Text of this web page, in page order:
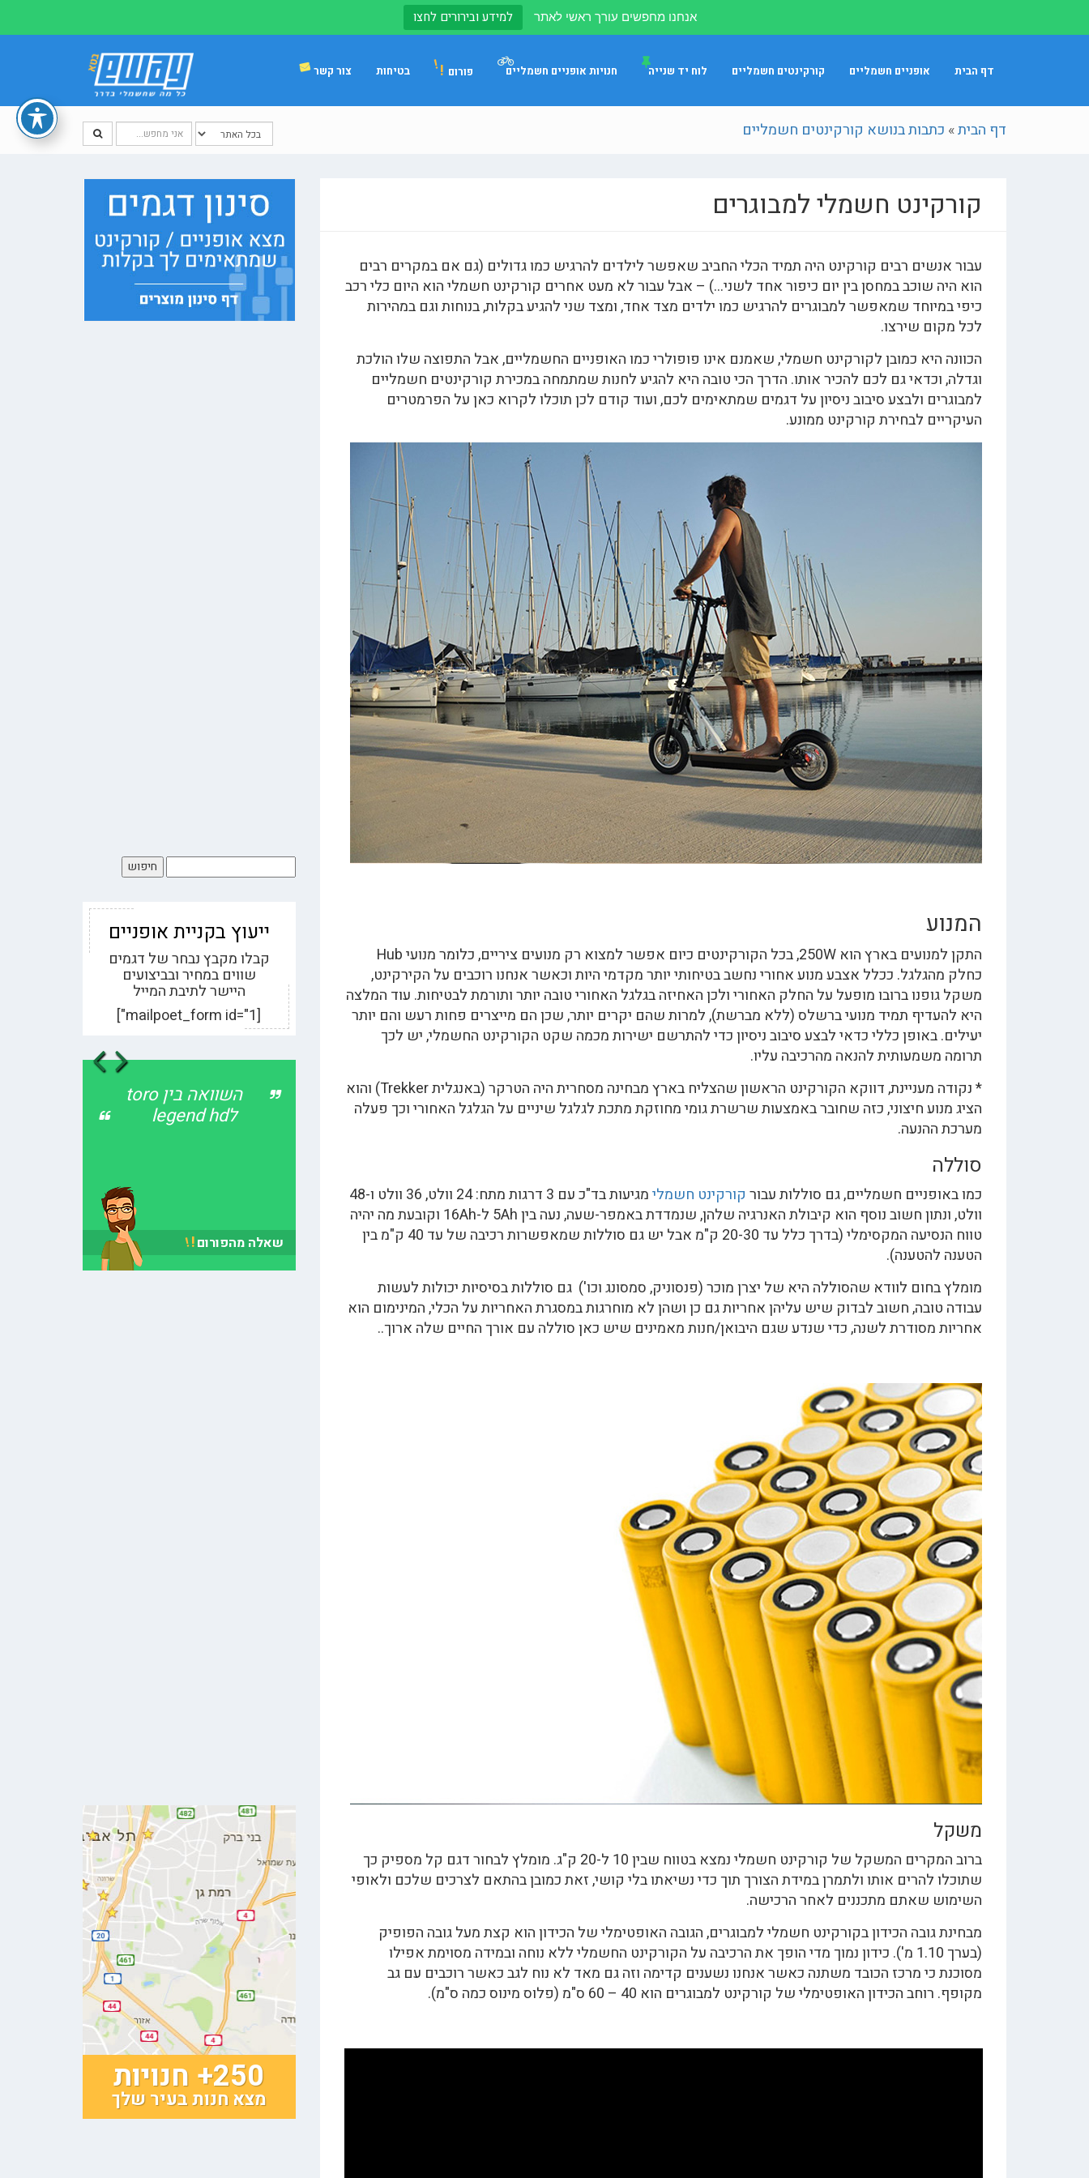
אנחנו מחפשים עורך ראשי לאתר למידע ובירורים לחצו
דף הבית אופניים חשמליים קורקינטים חשמליים לוח יד שנייה חנויות אופניים חשמליים פורום ! בטיחות צור קשר
דף הבית» כתבות בנושא קורקינטים חשמליים
קורקינט חשמלי למבוגרים
עבור אנשים רבים קורקינט היה תמיד הכלי החביב שאפשר לילדים להרגיש כמו גדולים (גם אם במקרים רבים
הוא היה שוכב במחסן בין יום כיפור אחד לשני…) – אבל עבור לא מעט אחרים קורקינט חשמלי הוא היום כלי רכב
כיפי במיוחד שמאפשר למבוגרים להרגיש כמו ילדים מצד אחד, ומצד שני להגיע בקלות, בנוחות וגם במהירות
לכל מקום שירצו.
הכוונה היא כמובן לקורקינט חשמלי, שאמנם אינו פופולרי כמו האופניים החשמליים, אבל התפוצה שלו הולכת
וגדלה, וכדאי גם לכם להכיר אותו. הדרך הכי טובה היא להגיע לחנות שמתמחה במכירת קורקינטים חשמליים
למבוגרים ולבצע סיבוב ניסיון על דגמים שמתאימים לכם, ועוד קודם לכן תוכלו לקרוא כאן על הפרמטרים
העיקריים לבחירת קורקינט ממונע.
המנוע
התקן למנועים בארץ הוא 250W, בכל הקורקינטים כיום אפשר למצוא רק מנועים ציריים, כלומר מנועי Hub
כחלק מהגלגל. ככלל אצבע מנוע אחורי נחשב בטיחותי יותר מקדמי היות וכאשר אנחנו רוכבים על הקירקינט,
משקל גופנו ברובו מופעל על החלק האחורי ולכן האחיזה בגלגל האחורי טובה יותר ותורמת לבטיחות. עוד המלצה
היא להעדיף תמיד מנועי ברשלס (ללא מברשת), למרות שהם יקרים יותר, שכן הם מייצרים פחות רעש והם יותר
יעילים. באופן כללי כדאי לבצע סיבוב ניסיון כדי להתרשם ישירות מכמה שקט הקורקינט החשמלי, יש לכך
תרומה משמעותית להנאה מהרכיבה עליו.
* נקודה מעניינת, דווקא הקורקינט הראשון שהצליח בארץ מבחינה מסחרית היה הטרקר (באנגלית Trekker) והוא
הציג מנוע חיצוני, כזה שחובר באמצעות שרשרת גומי מחוזקת מתכת לגלגל שיניים על הגלגל האחורי וכך פעלה
מערכת ההנעה.
סוללה
כמו באופניים חשמליים, גם סוללות עבור קורקינט חשמלי
מגיעות בד"כ עם 3 דרגות מתח: 24 וולט, 36 וולט ו-48
וולט, ונתון חשוב נוסף הוא קיבולת האנרגיה שלהן, שנמדדת באמפר-שעה, נעה בין 5Ah ל-16Ah וקובעת מה יהיה
טווח הנסיעה המקסימלי (בדרך כלל עד 20-30 ק"מ אבל יש גם סוללות שמאפשרות רכיבה של עד 40 ק"מ בין
הטענה להטענה).
מומלץ בחום לוודא שהסוללה היא של יצרן מוכר (פנסוניק, סמסונג וכו') גם סוללות בסיסיות יכולות לעשות
עבודה טובה, חשוב לבדוק שיש עליהן אחריות גם כן ושהן לא מוחרגות במסגרת האחריות על הכלי, המינימום הוא
אחריות מסודרת לשנה, כדי שנדע שגם היבואן/חנות מאמינים שיש כאן סוללה עם אורך החיים שלה ארוך..
משקל
ברוב המקרים המשקל של קורקינט חשמלי נמצא בטווח שבין 10 ל-20 ק"ג. מומלץ לבחור דגם קל מספיק כך
שתוכלו להרים אותו ולתמרן במידת הצורך תוך כדי נשיאתו בלי קושי, זאת כמובן בהתאם לצרכים שלכם ולאופי
השימוש שאתם מתכננים לאחר הרכישה.
מבחינת גובה הכידון בקורקינט חשמלי למבוגרים, הגובה האופטימלי של הכידון הוא קצת מעל גובה הפופיק
(בערך 1.10 מ'). כידון נמוך מדי הופך את הרכיבה על הקורקינט החשמלי ללא נוחה ובמידה מסוימת אפילו
מסוכנת כי מרכז הכובד משתנה כאשר אנחנו נשענים קדימה וזה גם מאד לא נוח לגב כאשר רוכבים עם גב
מקופף. רוחב הכידון האופטימלי של קורקינט למבוגרים הוא 40 – 60 ס"מ (פלוס מינוס כמה ס"מ).
ייעוץ בקניית אופניים
קבלו מקבץ נבחר של דגמים
שווים במחיר ובביצועים
היישר לתיבת המייל
[mailpoet_form id="1"]
Next
השוואה בין toro
לlegend hd
שאלה מהפורום!
!
250+ חנויות
מצא חנות בעיר שלך